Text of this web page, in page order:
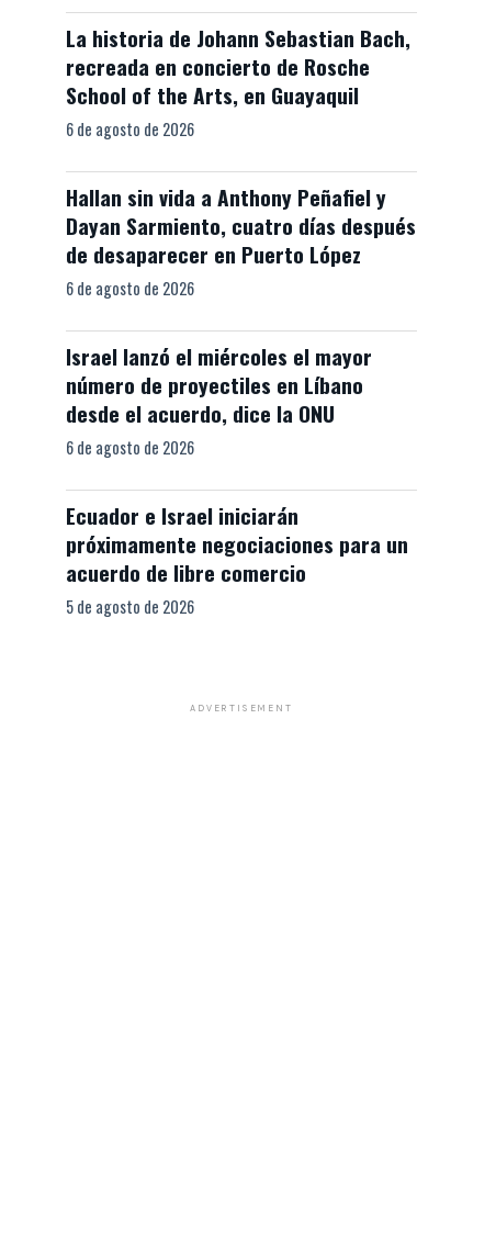
La historia de Johann Sebastian Bach,
recreada en concierto de Rosche
School of the Arts, en Guayaquil
6 de agosto de 2026
Hallan sin vida a Anthony Peñafiel y
Dayan Sarmiento, cuatro días después
de desaparecer en Puerto López
6 de agosto de 2026
Israel lanzó el miércoles el mayor
número de proyectiles en Líbano
desde el acuerdo, dice la ONU
6 de agosto de 2026
Ecuador e Israel iniciarán
próximamente negociaciones para un
acuerdo de libre comercio
5 de agosto de 2026
ADVERTISEMENT